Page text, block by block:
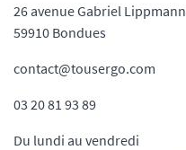
26 avenue Gabriel Lippmann
59910 Bondues
contact@tousergo.com
03 20 81 93 89
Du lundi au vendredi